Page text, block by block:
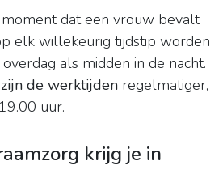
moment dat een vrouw bevalt
elk willekeurig tijdstip worden
als midden in de nacht.
zijn de werktijden regelmatiger,
uur.
krijg je in